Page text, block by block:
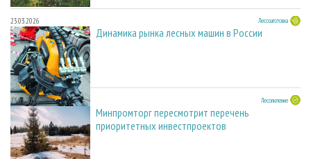
23.03.2026 Лесозаготовка
Динамика рынка лесных машин в России
23.03.2026 Лесопиление
Минпромторг пересмотрит перечень
приоритетных инвестпроектов